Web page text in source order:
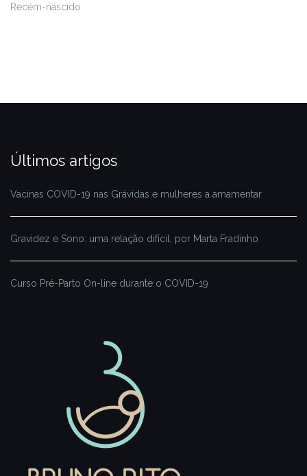
Recém-nascido
Últimos artigos
Vacinas COVID-19 nas Grávidas e mulheres a amamentar
Gravidez e Sono: uma relação difícil, por Marta Fradinho
Curso Pré-Parto On-line durante o COVID-19